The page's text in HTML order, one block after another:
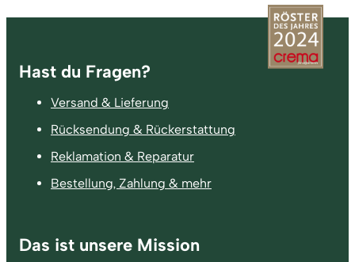
Fußzeile
Hast du Fragen?
Versand & Lieferung
Rücksendung & Rückerstattung
Reklamation & Reparatur
Bestellung, Zahlung & mehr
Das ist unsere Mission